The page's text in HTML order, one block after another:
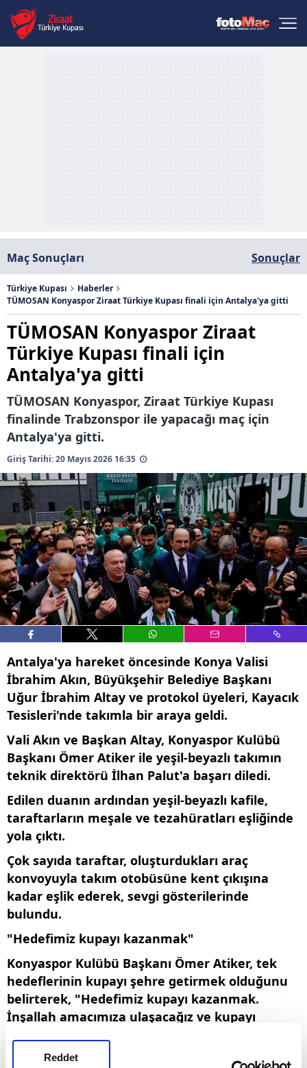
Reddet
Maç Sonuçları Sonuçlar
Türkiye Kupası
Haberler
TÜMOSAN Konyaspor Ziraat Türkiye Kupası finali için Antalya'ya gitti
TÜMOSAN Konyaspor Ziraat
Türkiye Kupası finali için
Antalya'ya gitti
TÜMOSAN Konyaspor, Ziraat Türkiye Kupası
finalinde Trabzonspor ile yapacağı maç için
Antalya'ya gitti.
Giriş Tarihi: 20 Mayıs 2026 16:35
Antalya'ya hareket öncesinde Konya Valisi
İbrahim Akın, Büyükşehir Belediye Başkanı
Uğur İbrahim Altay ve protokol üyeleri, Kayacık
Tesisleri'nde takımla bir araya geldi.
Vali Akın ve Başkan Altay, Konyaspor Kulübü
Başkanı Ömer Atiker ile yeşil-beyazlı takımın
teknik direktörü İlhan Palut'a başarı diledi.
Edilen duanın ardından yeşil-beyazlı kafile,
taraftarların meşale ve tezahüratları eşliğinde
yola çıktı.
Çok sayıda taraftar, oluşturdukları araç
konvoyuyla takım otobüsüne kent çıkışına
kadar eşlik ederek, sevgi gösterilerinde
bulundu.
"Hedefimiz kupayı kazanmak"
Konyaspor Kulübü Başkanı Ömer Atiker, tek
hedeflerinin kupayı şehre getirmek olduğunu
belirterek, "Hedefimiz kupayı kazanmak.
İnşallah amacımıza ulaşacağız ve kupayı
Konyaspor'umuza başarılar diliyorum." dedi.